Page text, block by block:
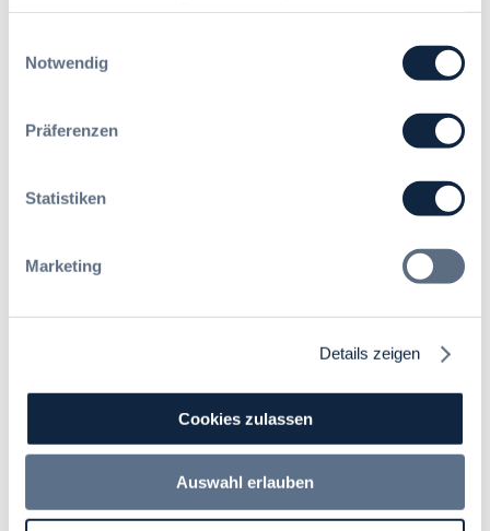
geben Einwilligung zu unseren Cookies, wenn Sie unsere
Notwendig
Präferenzen
Statistiken
Marketing
Details zeigen
Cookies zulassen
Auswahl erlauben
Bau-Vergabetag 2018
Rückblick ansehen